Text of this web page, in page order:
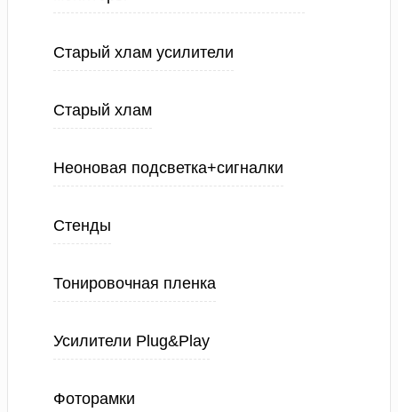
Старый хлам усилители
Старый хлам
Неоновая подсветка+сигналки
Стенды
Тонировочная пленка
Усилители Plug&Play
Фоторамки